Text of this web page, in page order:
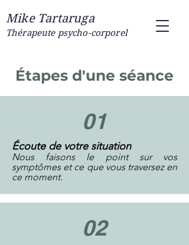
Mike Tartaruga
Thérapeute psycho-corporel
Étapes d'une séance
01
Écoute de votre situation
Nous faisons le point sur vos
symptômes et ce que vous traversez en
ce moment.
02